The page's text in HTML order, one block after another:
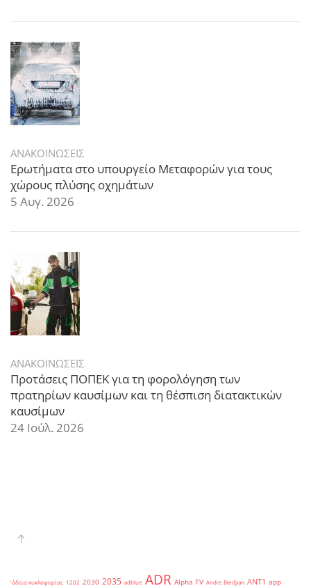
ΑΝΑΚΟΙΝΩΣΕΙΣ
Ερωτήματα στο υπουργείο Μεταφορών για τους
χώρους πλύσης οχημάτων
5 Αυγ. 2026
ΑΝΑΚΟΙΝΩΣΕΙΣ
Προτάσεις ΠΟΠΕΚ για τη φορολόγηση των
πρατηρίων καυσίμων και τη θέσπιση διατακτικών
καυσίμων
24 Ιούλ. 2026
'άδεια κυκλοφορίας 1202 2030 2035 adblue ADR Alpha TV Andre Bledjian ANT1 app